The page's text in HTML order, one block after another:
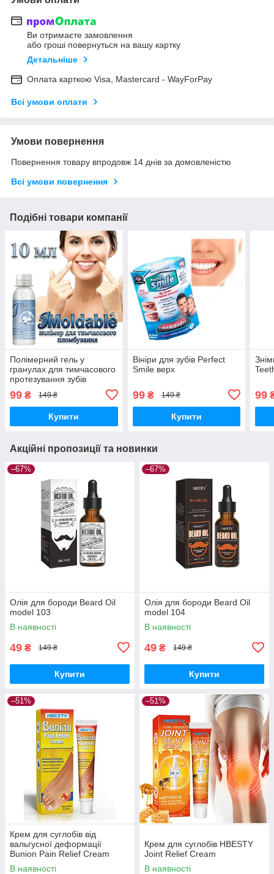
Ви отримаєте замовлення
або гроші повернуться на вашу картку
Детальніше
Оплата карткою Visa, Mastercard - WayForPay
Всі умови оплати
Умови повернення
Повернення товару впродовж 14 днів за домовленістю
Всі умови повернення
Подібні товари компанії
Полімерний гель у
гранулах для тимчасового
протезування зубів
мл
99 ₴ 149 ₴
Купити
Вініри для зубів Perfect
Smile верх
99₴ 149 ₴
Купити
99
Акційні пропозиції та новинки
–67%
Олія для бороди Beard Oil
model 103
В наявності
49 ₴ 149 ₴
Купити
–67%
Олія для бороди Beard Oil
model 104
В наявності
49 ₴ 149 ₴
Купити
–51%
Крем для суглобів від
вальгусної деформації
Bunion Pain Relief Cream
В наявності
–51%
Крем для суглобів HBESTY
Joint Relief Cream
В наявності